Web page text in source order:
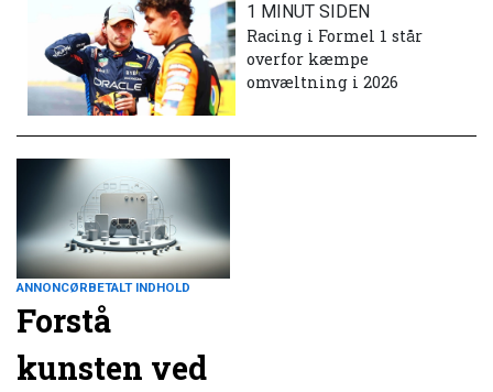
1 MINUT SIDEN
Racing i Formel 1 står
overfor kæmpe
omvæltning i 2026
ANNONCØRBETALT INDHOLD
Forstå
kunsten ved